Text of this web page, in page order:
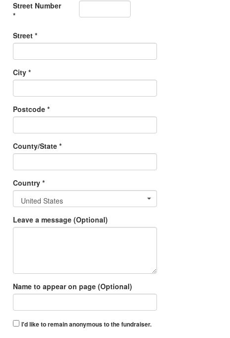
Street Number
*
Street *
City *
Postcode *
County/State *
Country *
United States
Leave a message (Optional)
Name to appear on page (Optional)
I'd like to remain anonymous to the fundraiser.